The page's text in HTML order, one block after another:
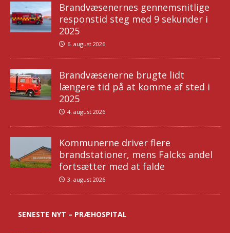
Brandvæsenernes gennemsnitlige
responstid steg med 9 sekunder i
2025
6. august 2026
Brandvæsenerne brugte lidt
længere tid på at komme af sted i
2025
4. august 2026
Kommunerne driver flere
brandstationer, mens Falcks andel
fortsætter med at falde
3. august 2026
SENESTE NYT – PRÆHOSPITAL